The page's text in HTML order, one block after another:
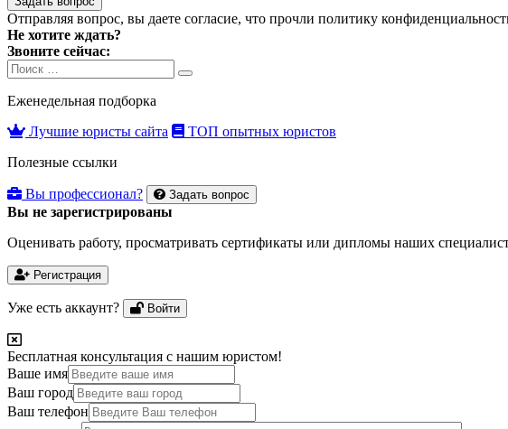
Отправляя вопрос, вы даете согласие, что прочли политику
Не хотите ждать?
Звоните сейчас:
Search
for:
Search
Еженедельная подборка
Лучшие юристы сайта
ТОП опытных юристов
Полезные ссылки
Вы профессионал? Задать вопрос
Вы не зарегистрированы
Оценивать работу, просматривать сертификаты или дипломы наших
Регистрация
Уже есть аккаунт? Войти
Бесплатная консультация с нашим юристом!
Ваше имя
Ваш город
Ваш телефон